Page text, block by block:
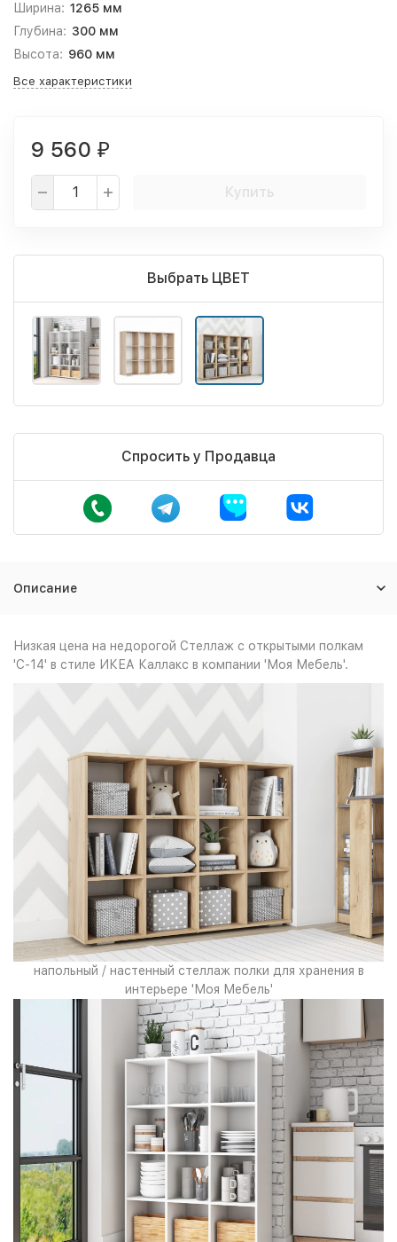
Ширина: 1265 мм
Глубина: 300 мм
Высота: 960 мм
Все характеристики
9 560 ₽
Купить
Выбрать ЦВЕТ
Спросить у Продавца
Описание
Низкая цена на недорогой Стеллаж с открытыми полкам
'С-14' в стиле ИКЕА Каллакс в компании 'Моя Мебель'.
напольный / настенный стеллаж полки для хранения в
интерьере 'Моя Мебель'